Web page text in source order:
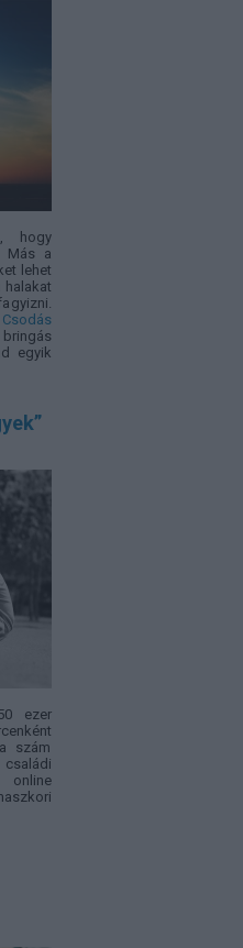
hogy
Más a
lehet
halakat
Csodás
egyik
ezer
szám
online